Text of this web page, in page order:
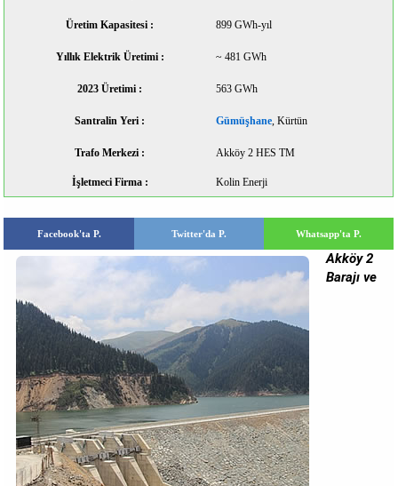
Üretim Kapasitesi : 899 GWh-yıl
Yıllık Elektrik Üretimi : ~ 481 GWh
2023 Üretimi : 563 GWh
Santralin Yeri : Gümüşhane, Kürtün
Trafo Merkezi : Akköy 2 HES TM
İşletmeci Firma : Kolin Enerji
Facebook'ta P. Twitter'da P. Whatsapp'ta P.
Akköy 2
Barajı ve